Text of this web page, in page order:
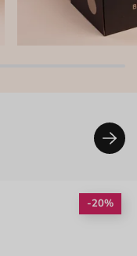
-20%